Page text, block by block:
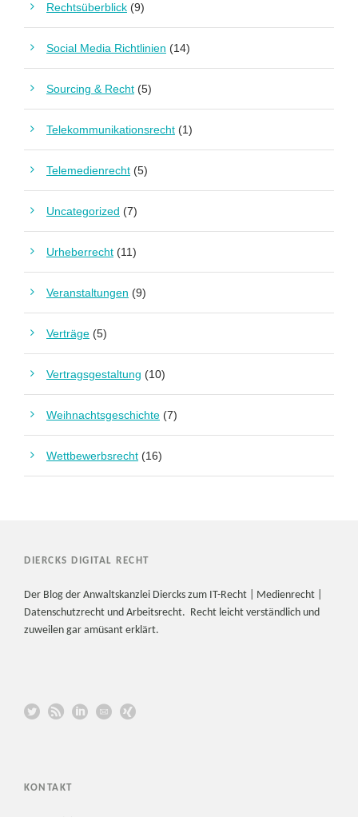
Rechtsüberblick (9)
Social Media Richtlinien (14)
Sourcing & Recht (5)
Telekommunikationsrecht (1)
Telemedienrecht (5)
Uncategorized (7)
Urheberrecht (11)
Veranstaltungen (9)
Verträge (5)
Vertragsgestaltung (10)
Weihnachtsgeschichte (7)
Wettbewerbsrecht (16)
DIERCKS DIGITAL RECHT
Der Blog der Anwaltskanzlei Diercks zum IT-Recht | Medienrecht |
Datenschutzrecht und Arbeitsrecht. Recht leicht verständlich und
zuweilen gar amüsant erklärt.
KONTAKT